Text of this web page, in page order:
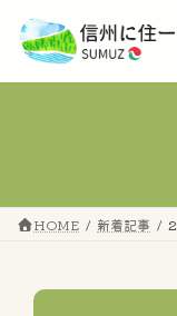
ン
プ
ー
動
HOME 新着記事